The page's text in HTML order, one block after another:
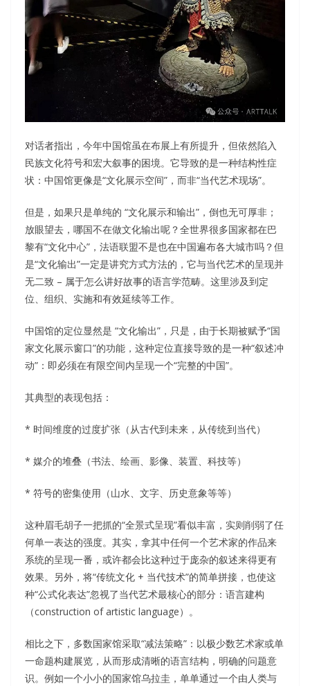
对话者指出，今年中国馆虽在布展上有所提升，但依然陷入
民族文化符号和宏大叙事的困境。它导致的是一种结构性症
状：中国馆更像是“文化展示空间”，而非“当代艺术现场”。
但是，如果只是单纯的 “文化展示和输出”，倒也无可厚非；
放眼望去，哪国不在做文化输出呢？全世界很多国家都在巴
黎有“文化中心”，法语联盟不是也在中国遍布各大城市吗？但
是“文化输出”一定是讲究方式方法的，它与当代艺术的呈现并
无二致 – 属于怎么讲好故事的语言学范畴。这里涉及到定
位、组织、实施和有效延续等工作。
中国馆的定位显然是 “文化输出”，只是，由于长期被赋予“国
家文化展示窗口”的功能，这种定位直接导致的是一种“叙述冲
动”：即必须在有限空间内呈现一个“完整的中国”。
其典型的表现包括：
* 时间维度的过度扩张（从古代到未来，从传统到当代）
* 媒介的堆叠（书法、绘画、影像、装置、科技等）
* 符号的密集使用（山水、文字、历史意象等等）
这种眉毛胡子一把抓的“全景式呈现”看似丰富，实则削弱了任
何单一表达的强度。其实，拿其中任何一个艺术家的作品来
系统的呈现一番，或许都会比这种过于庞杂的叙述来得更有
效果。另外，将“传统文化 + 当代技术”的简单拼接，也使这
种“公式化表达”忽视了当代艺术最核心的部分：语言建构
（construction of artistic language）。
相比之下，多数国家馆采取“减法策略”：以极少数艺术家或单
一命题构建展览，从而形成清晰的语言结构，明确的问题意
识。例如一个小小的国家馆乌拉圭，单单通过一个由人类与